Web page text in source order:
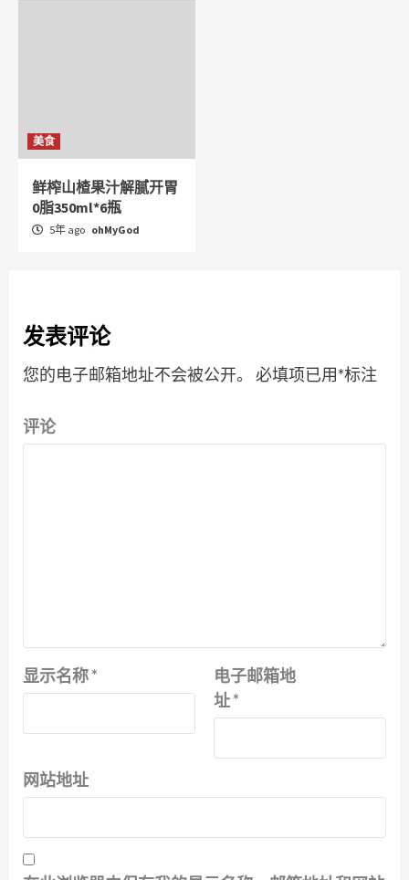
美食
鲜榨山楂果汁解腻开胃
0脂350ml*6瓶
5年 ago ohMyGod
发表评论
您的电子邮箱地址不会被公开。 必填项已用*标注
评论
显示名称*
电子邮箱地
址*
网站地址